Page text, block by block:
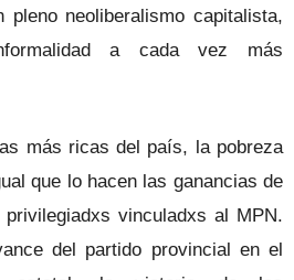
pleno neoliberalismo capitalista,
a cada vez más
más ricas del país, la pobreza
que lo hacen las ganancias de
vinculadxs al MPN.
del partido provincial en el